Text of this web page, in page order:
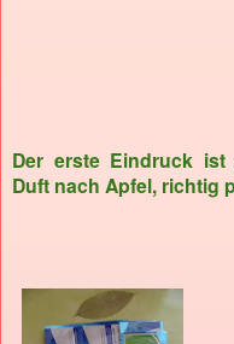
Der erste Eindruck ist
Duft nach Apfel, richtig